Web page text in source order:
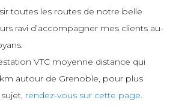
toutes les routes de notre belle
ravi d’accompagner mes clients au-
VTC moyenne distance qui
autour de Grenoble, pour plus
rendez-vous sur cette page.